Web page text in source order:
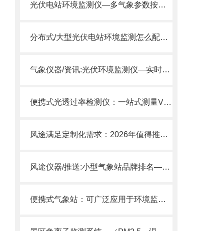
光伏电站环境监测仪—多气象参数按需定制,全自动监测太阳辐射数据
分布式/大型光伏电站环境监测怎么配？FT-WQX8B光伏气象仪
气象仪器/资讯:光伏环境监测仪—实时监测光伏电站环境的光伏气象仪
便携式光透过率检测仪：一站式测量VI、CO、温湿度及能见度关键参数。
风途满足定制化需求：2026年值得推荐的便携式气象站供应商评估标准
风途仪器/推送:小型气象站品牌排名—全天候无人值守自动观测
便携式气象站：可广泛应用于环境监测、气象科研等专业场景。